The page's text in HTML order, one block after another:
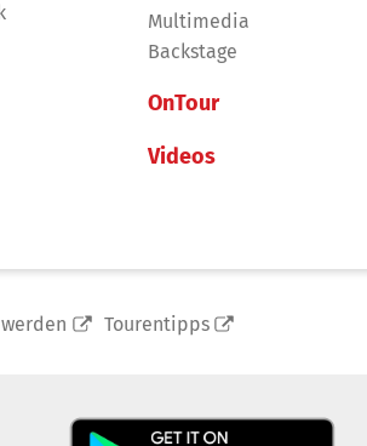
Multimedia
Backstage
OnTour
Videos
Tourentipps